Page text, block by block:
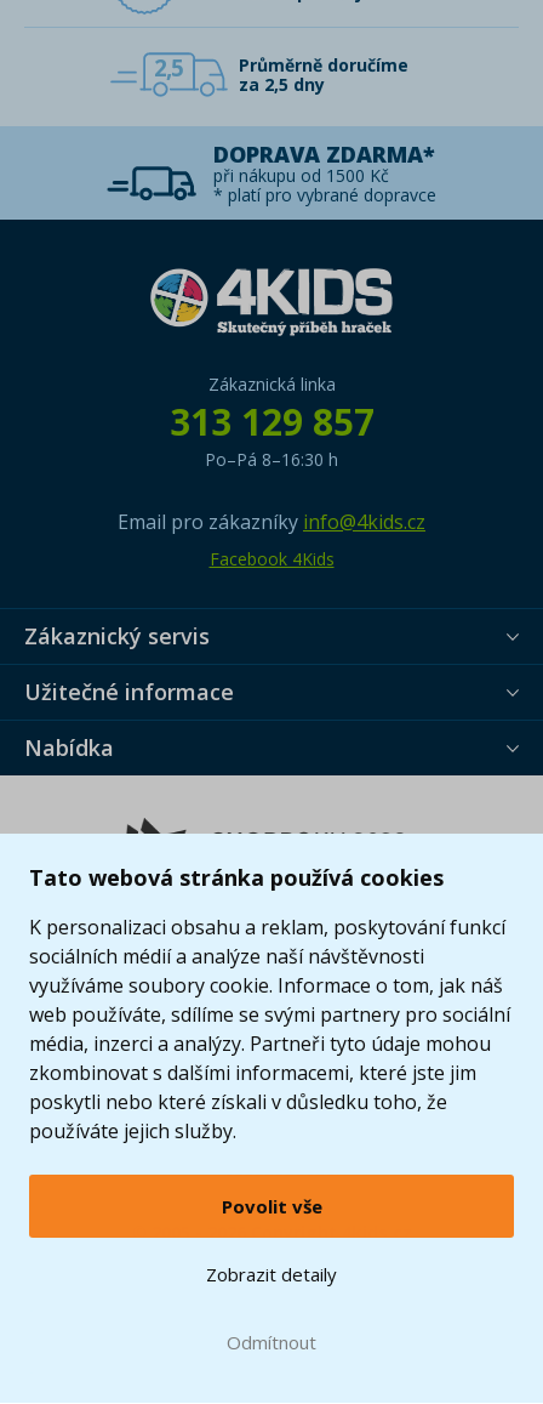
Tato webová stránka používá cookies
K personalizaci obsahu a reklam, poskytování funkcí
sociálních médií a analýze naší návštěvnosti
využíváme soubory cookie. Informace o tom, jak náš
web používáte, sdílíme se svými partnery pro sociální
média, inzerci a analýzy. Partneři tyto údaje mohou
zkombinovat s dalšími informacemi, které jste jim
poskytli nebo které získali v důsledku toho, že
používáte jejich služby.
Povolit vše
Zobrazit detaily
Odmítnout
2,5
Průměrně doručíme
za 2,5 dny
DOPRAVA ZDARMA*
při nákupu od 1500 Kč
* platí pro vybrané dopravce
Zákaznická linka
313 129 857
Po–Pá 8–16:30 h
Email pro zákazníky info@4kids.cz
Facebook 4Kids
Zákaznický servis
Užitečné informace
Nabídka
© 2005 - 2026 Copyright 4kids.cz
LEGO, logo LEGO a minifigurka jsou ochrannými známkami společnosti LEGO Group. ©
2024 The LEGO Group.
Zobrazit verzi pro desktop
při nákupu od